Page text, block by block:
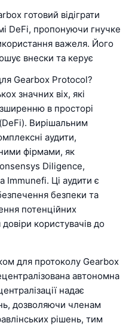
готовий відіграти
DeFi, пропонуючи гнучке
важеля. Його
внески та керує
Gearbox Protocol?
значних віх, які
в просторі
Вирішальним
аудити,
фірмами, як
Diligence,
Immunefi. Ці аудити є
безпеки та
потенційних
користувачів до
для протоколу Gearbox
автономна
надає
дозволяючи членам
рішень, тим